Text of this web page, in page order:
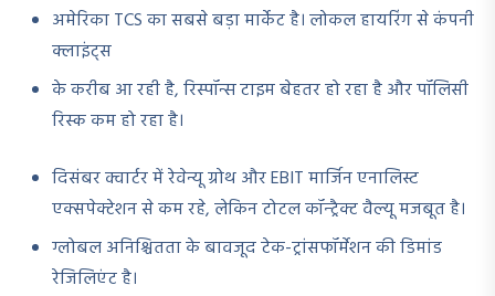
अमेरिका TCS का सबसे बड़ा मार्केट है। लोकल हायरिंग से कंपनी
क्लाइंट्स
के करीब आ रही है, रिस्पॉन्स टाइम बेहतर हो रहा है और पॉलिसी
रिस्क कम हो रहा है।
दिसंबर क्वार्टर में रेवेन्यू ग्रोथ और EBIT मार्जिन एनालिस्ट
एक्सपेक्टेशन से कम रहे, लेकिन टोटल कॉन्ट्रैक्ट वैल्यू मजबूत है।
ग्लोबल अनिश्चितता के बावजूद टेक-ट्रांसफॉर्मेशन की डिमांड
रेजिलिएंट है।